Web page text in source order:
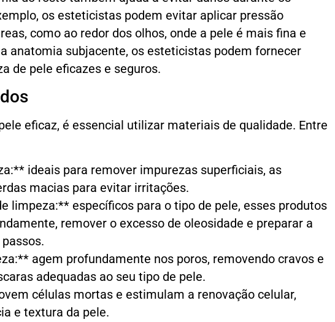
os esteticistas podem evitar aplicar pressão
como ao redor dos olhos, onde a pele é mais fina e
anatomia subjacente, os esteticistas podem fornecer
de pele eficazes e seguros.
eficaz, é essencial utilizar materiais de qualidade. Entre
ideais para remover impurezas superficiais, as
macias para evitar irritações.
limpeza:** específicos para o tipo de pele, esses produtos
remover o excesso de oleosidade e preparar a
agem profundamente nos poros, removendo cravos e
adequadas ao seu tipo de pele.
células mortas e estimulam a renovação celular,
e textura da pele.